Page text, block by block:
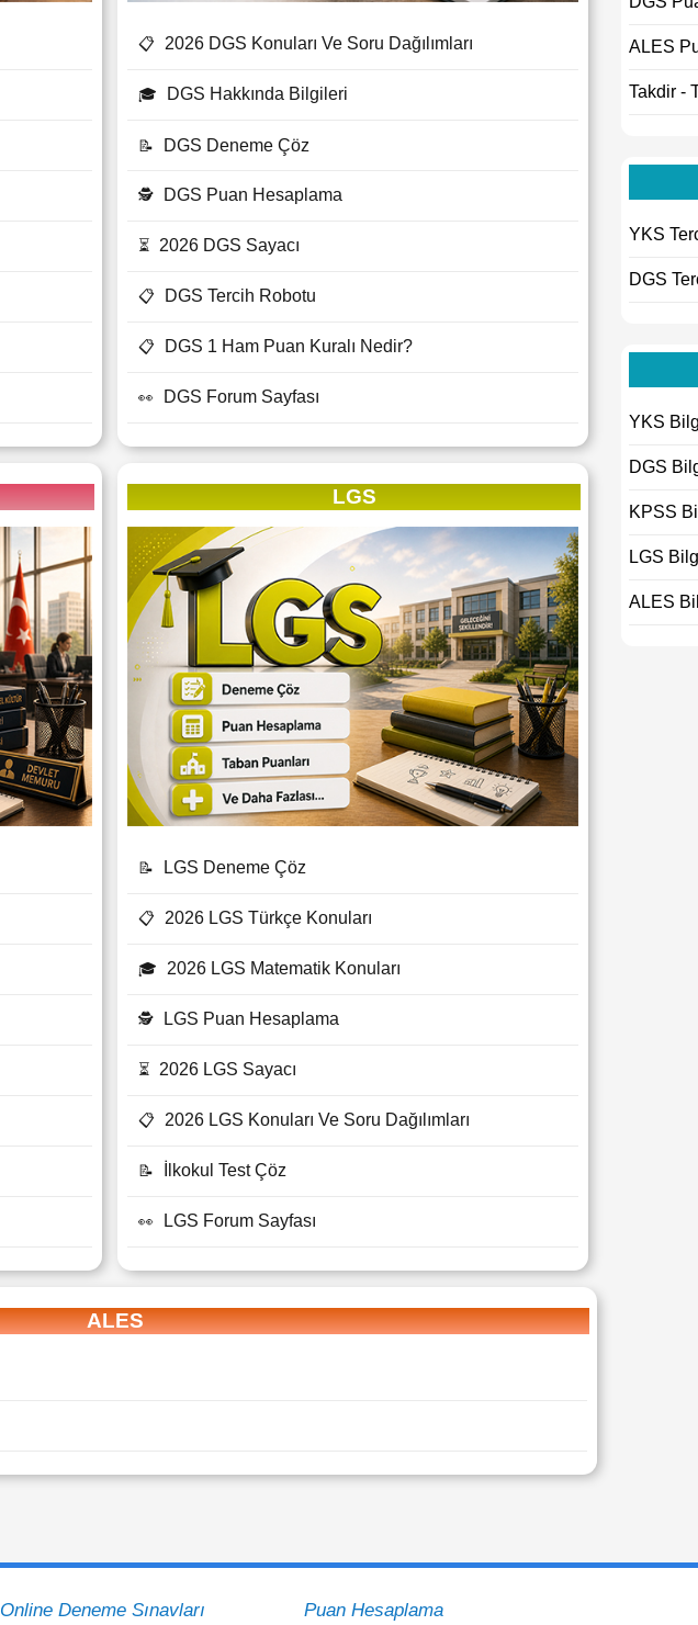
📋 2026 DGS Konuları Ve Soru Dağılımları
🎓 DGS Hakkında Bilgileri
📝 DGS Deneme Çöz
🕵 DGS Puan Hesaplama
⏳ 2026 DGS Sayacı
📋 DGS Tercih Robotu
📋 DGS 1 Ham Puan Kuralı Nedir?
👀 DGS Forum Sayfası
LGS
📝 LGS Deneme Çöz
📋 2026 LGS Türkçe Konuları
🎓 2026 LGS Matematik Konuları
🕵 LGS Puan Hesaplama
⏳ 2026 LGS Sayacı
📋 2026 LGS Konuları Ve Soru Dağılımları
📝 İlkokul Test Çöz
👀 LGS Forum Sayfası
ALES
ALES
Takdir -
YKS
DGS
YKS
DGS
KPSS
LGS
ALES
Online Deneme Sınavları Puan Hesaplama